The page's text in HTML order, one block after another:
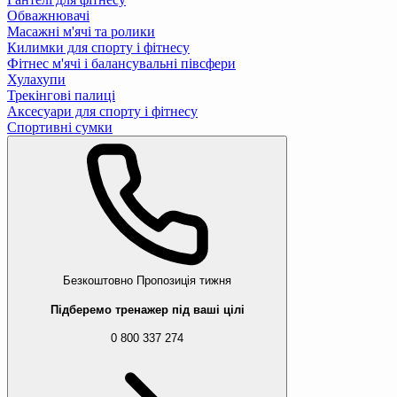
Обважнювачі
Масажні м'ячі та ролики
Килимки для спорту і фітнесу
Фітнес м'ячі і балансувальні півсфери
Хулахупи
Трекінгові палиці
Аксесуари для спорту і фітнесу
Спортивні сумки
Безкоштовно Пропозиція тижня
Підберемо тренажер під ваші цілі
0 800 337 274